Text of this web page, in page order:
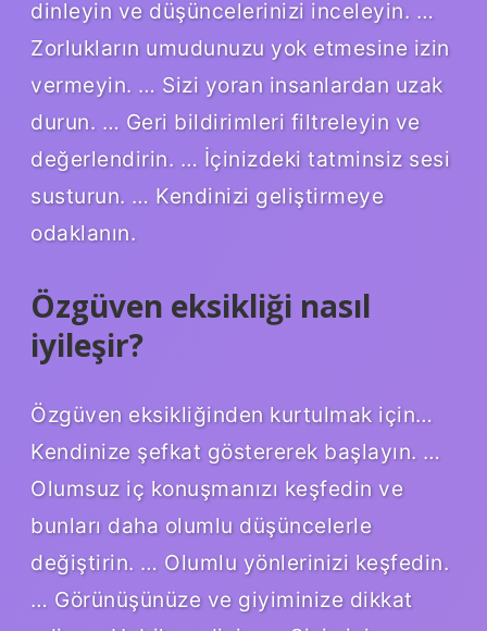
dinleyin ve düşüncelerinizi inceleyin. …
Zorlukların umudunuzu yok etmesine izin
vermeyin. … Sizi yoran insanlardan uzak
durun. … Geri bildirimleri filtreleyin ve
değerlendirin. … İçinizdeki tatminsiz sesi
susturun. … Kendinizi geliştirmeye
odaklanın.
Özgüven eksikliği nasıl
iyileşir?
Özgüven eksikliğinden kurtulmak için…
Kendinize şefkat göstererek başlayın. …
Olumsuz iç konuşmanızı keşfedin ve
bunları daha olumlu düşüncelerle
değiştirin. … Olumlu yönlerinizi keşfedin.
… Görünüşünüze ve giyiminize dikkat